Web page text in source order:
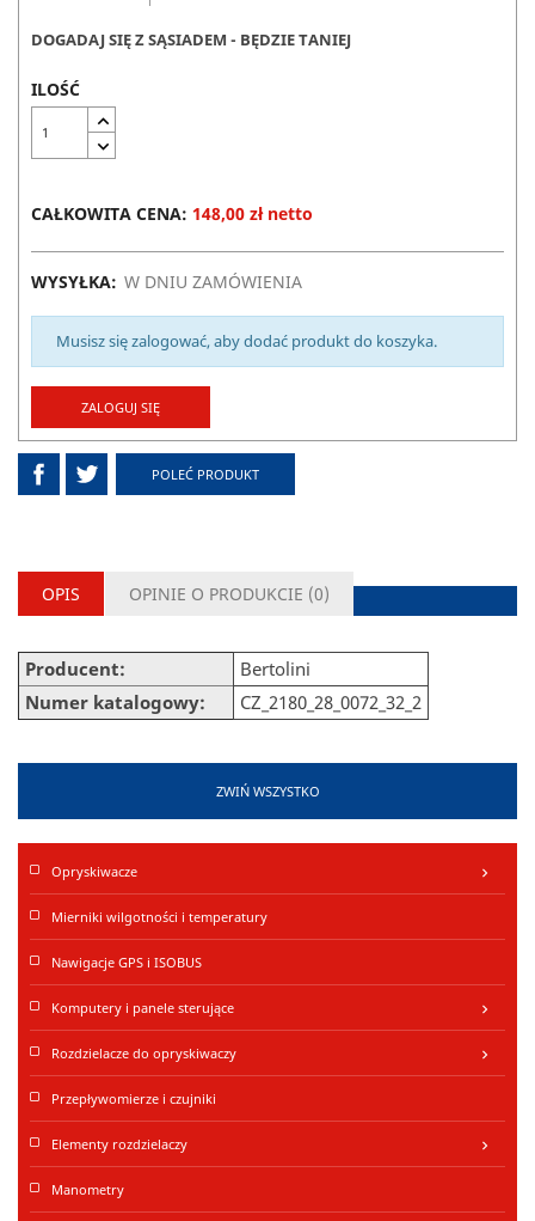
ZWIŃ WSZYSTKO
Opryskiwacze keyboard_arrow_right
Mierniki wilgotności i temperatury
Nawigacje GPS i ISOBUS
Komputery i panele sterujące keyboard_arrow_right
Rozdzielacze do opryskiwaczy keyboard_arrow_right
Przepływomierze i czujniki
Elementy rozdzielaczy keyboard_arrow_right
Manometry
DOGADAJ SIĘ Z SĄSIADEM - BĘDZIE TANIEJ
ILOŚĆ
CAŁKOWITA CENA: 148,00 zł netto
WYSYŁKA: W DNIU ZAMÓWIENIA
Musisz się zalogować, aby dodać produkt do koszyka.
ZALOGUJ SIĘ
POLEĆ PRODUKT
OPIS OPINIE O PRODUKCIE (0)
Producent:
Bertolini
Numer katalogowy:
CZ_2180_28_0072_32_2